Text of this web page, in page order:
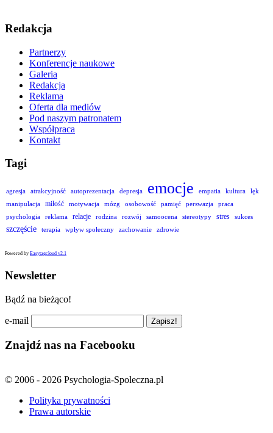
Redakcja
Partnerzy
Konferencje naukowe
Galeria
Redakcja
Reklama
Oferta dla mediów
Pod naszym patronatem
Współpraca
Kontakt
Tagi
agresja atrakcyjność autoprezentacja depresja emocje empatia kultura
lęk
manipulacja
miłość motywacja mózg osobowość pamięć perswazja
praca
psychologia
reklama relacje rodzina rozwój samoocena stereotypy stres sukces
szczęście terapia wpływ społeczny zachowanie zdrowie
Powered by Easytagcloud v2.1
Newsletter
Bądź na bieżąco!
e-mail
Znajdź nas na Facebooku
© 2006 - 2026 Psychologia-Spoleczna.pl
Polityka prywatności
Prawa autorskie